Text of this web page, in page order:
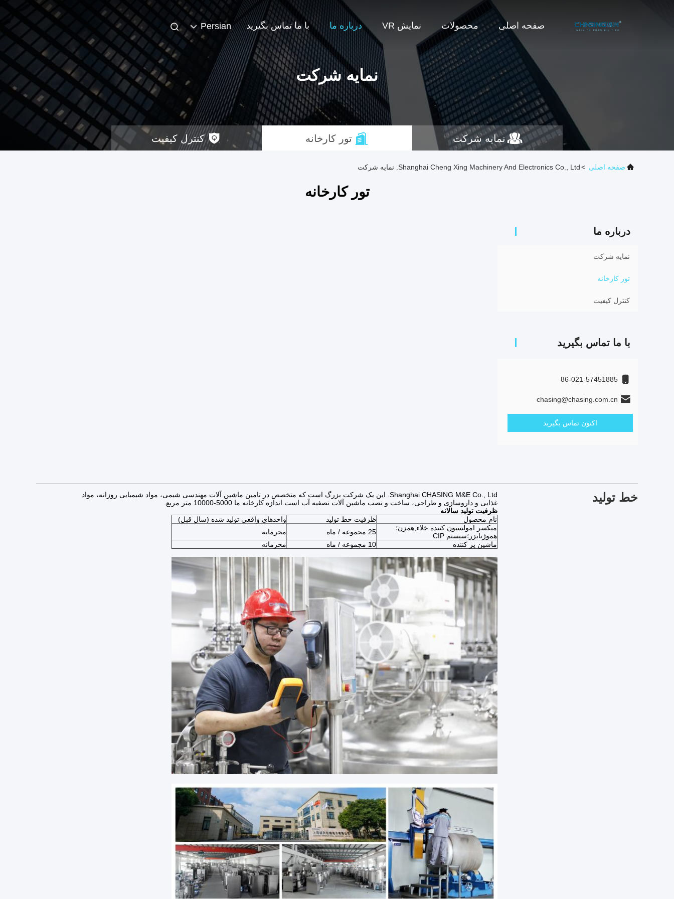
صفحه اصلی محصولات نمایش VR درباره ما با ما تماس بگیرید Persian
نمایه شرکت
نمایه شرکت تور کارخانه کنترل کیفیت
صفحه اصلی >Shanghai Cheng Xing Machinery And Electronics Co., Ltd. نمایه شرکت
تور کارخانه
درباره ما
نمایه شرکت
تور کارخانه
کنترل کیفیت
با ما تماس بگیرید
86-021-57451885
chasing@chasing.com.cn
اکنون تماس بگیرید
خط تولید
Shanghai CHASING M&E Co., Ltd. این یک شرکت بزرگ است که متخصص در تامین ماشین آلات مهندسی شیمی، مواد شیمیایی روزانه، مواد
غذایی و داروسازی و طراحی، ساخت و نصب ماشین آلات تصفیه آب است.اندازه کارخانه ما 5000-10000 متر مربع.
ظرفیت تولید سالانه
نام محصول
ظرفیت خط تولید
واحدهای واقعی تولید شده (سال قبل)
میکسر امولسیون کننده خلاء;همزن؛
هموژنایزر؛سیستم CIP
25 مجموعه / ماه
محرمانه
ماشین پر کننده
10 مجموعه / ماه محرمانه